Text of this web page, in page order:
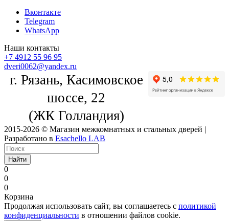
Вконтакте
Telegram
WhatsApp
Наши контакты
+7 4912 55 96 95
dveri0062@yandex.ru
г. Рязань, Касимовское
шоссе, 22
(ЖК Голландия)
2015-2026 © Магазин межкомнатных и стальных дверей |
Разработано в Esachello LAB
Найти
0
0
0
Корзина
Продолжая использовать сайт, вы соглашаетесь с политикой
конфиденциальности в отношении файлов cookie.